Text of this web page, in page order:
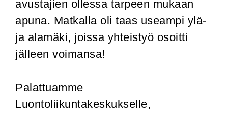
avustajien ollessa tarpeen mukaan
apuna. Matkalla oli taas useampi ylä-
ja alamäki, joissa yhteistyö osoitti
jälleen voimansa!
Palattuamme
Luontoliikuntakeskukselle,